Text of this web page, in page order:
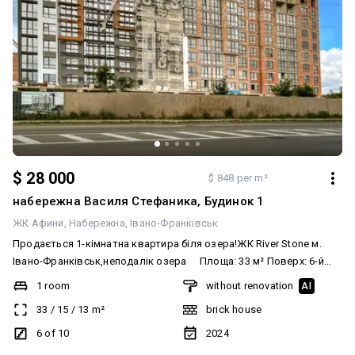
$ 28 000 $ 848 per m²
набережна Василя Стефаника, Будинок 1
ЖК Афини Набережна Івано-Франківськ
Продається 1-кімнатна квартира біля озера!ЖК River Stone м.
Івано-Франківськ,неподалік озера ⠀ Площа: 33 м² Поверх: 6-й
Готовий будинок — можна починати ремонт Стан: штукатурка під
маяки — ідеально для ремонту «під себе» Панорамні вікна —
багато світла + красивий вигляд Ціна нижча, ніж у забудовника! ⠀
Переваги: Зручна локація — поруч природа, озеро, магазини,
1 room
33 / 15 / 13 m²
6 of 10
without renovation AI
brick house
2024